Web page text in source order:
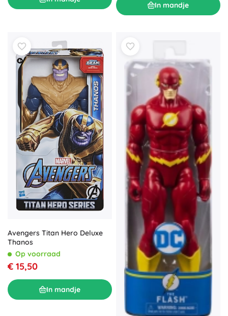
In mandje
Avengers Titan Hero Deluxe
Thanos
Op voorraad
€ 15,50
In mandje